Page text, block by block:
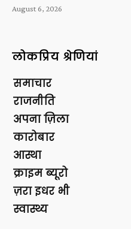
August 6, 2026
लोकप्रिय श्रेणियां
समाचार
राजनीति
अपना ज़िला
कारोबार
आस्था
क्राइम ब्यूरो
ज़रा इधर भी
स्वास्थ्य